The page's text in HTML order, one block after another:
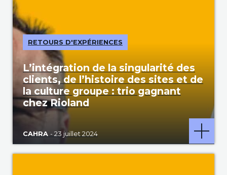
RETOURS D'EXPÉRIENCES
L’intégration de la singularité des
clients, de l’histoire des sites et de
la culture groupe : trio gagnant
chez Rioland
CAHRA - 23 juillet 2024